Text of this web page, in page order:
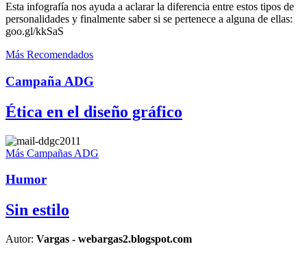
Esta infografía nos ayuda a aclarar la diferencia entre estos tipos de
personalidades y finalmente saber si se pertenece a alguna de ellas:
goo.gl/kkSaS
Más Recomendados
Campaña ADG
Ética en el diseño gráfico
Más Campañas ADG
Humor
Sin estilo
Autor: Vargas - webargas2.blogspot.com